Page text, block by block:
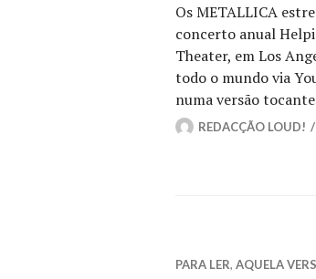
Os METALLICA
concerto anual
Theater, em Los
todo o mundo via
numa versão
REDACÇÃO LOUD!
PARA LER, AQUELA